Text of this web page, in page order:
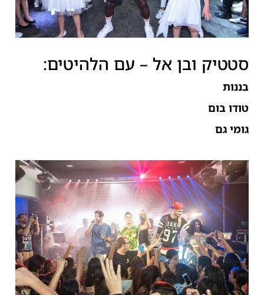
סטטיק ובן אל – עם הלהיטים:
בננות
טודו בום
גומי גם